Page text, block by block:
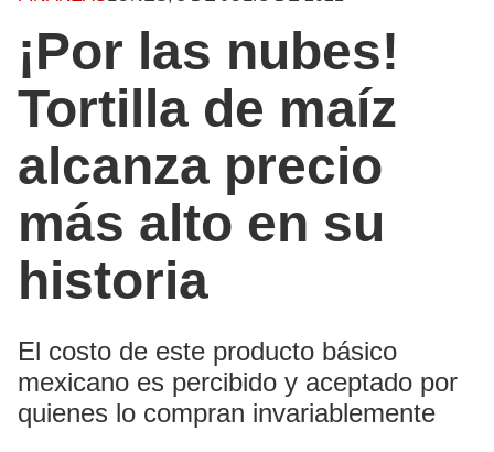
¡Por las nubes!
Tortilla de maíz
alcanza precio
más alto en su
historia
El costo de este producto básico
mexicano es percibido y aceptado por
quienes lo compran invariablemente